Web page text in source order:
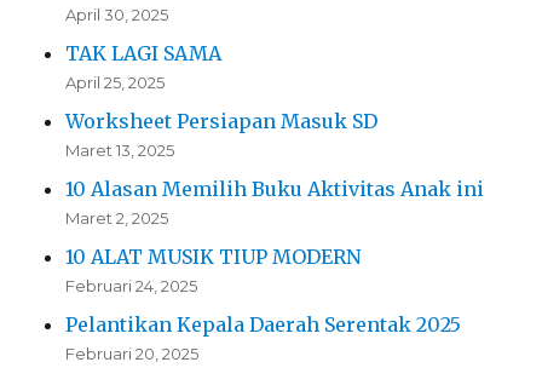
April 30, 2025
TAK LAGI SAMA
April 25, 2025
Worksheet Persiapan Masuk SD
Maret 13, 2025
10 Alasan Memilih Buku Aktivitas Anak ini
Maret 2, 2025
10 ALAT MUSIK TIUP MODERN
Februari 24, 2025
Pelantikan Kepala Daerah Serentak 2025
Februari 20, 2025